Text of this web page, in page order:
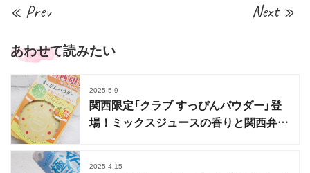
« Prev Next »
あわせて読みたい
2025.5.9
関西限定「クラブ すっぴんパウダー」登
場！ミックスジュースの香りと関西弁パ
2025.4.15